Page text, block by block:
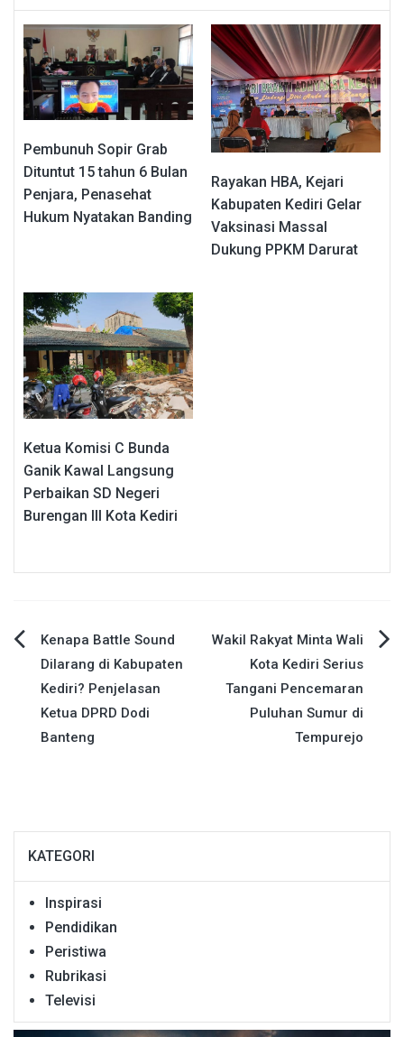
Pembunuh Sopir Grab
Dituntut 15 tahun 6 Bulan
Penjara, Penasehat
Hukum Nyatakan Banding
Rayakan HBA, Kejari
Kabupaten Kediri Gelar
Vaksinasi Massal
Dukung PPKM Darurat
Ketua Komisi C Bunda
Ganik Kawal Langsung
Perbaikan SD Negeri
Burengan III Kota Kediri
Navigasi
pos
Kenapa Battle Sound
Dilarang di Kabupaten
Kediri? Penjelasan
Ketua DPRD Dodi
Banteng
Wakil Rakyat Minta Wali
Kota Kediri Serius
Tangani Pencemaran
Puluhan Sumur di
Tempurejo
KATEGORI
Inspirasi
Pendidikan
Peristiwa
Rubrikasi
Televisi